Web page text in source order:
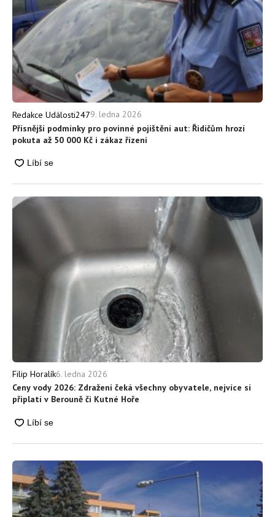
Redakce Události2479. ledna 2026
Přísnější podmínky pro povinné pojištění aut: Řidičům hrozí
pokuta až 50 000 Kč i zákaz řízení
Filip Horalík6. ledna 2026
Ceny vody 2026: Zdražení čeká všechny obyvatele, nejvíce si
připlatí v Berouně či Kutné Hoře